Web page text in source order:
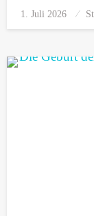
Posted
on
1. Juli 2026